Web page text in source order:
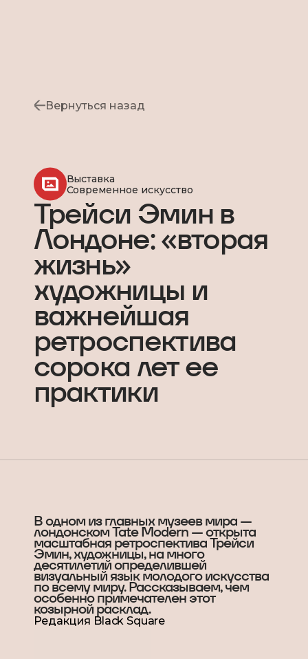
Вернуться назад
Выставка
Современное искусство
Трейси Эмин в
Лондоне: «вторая
жизнь»
художницы и
важнейшая
ретроспектива
сорока лет ее
практики
В одном из главных музеев мира —
лондонском Tate Modern — открыта
масштабная ретроспектива Трейси
Эмин, художницы, на много
десятилетий определившей
визуальный язык молодого искусства
по всему миру. Рассказываем, чем
особенно примечателен этот
козырной расклад.
Редакция Black Square